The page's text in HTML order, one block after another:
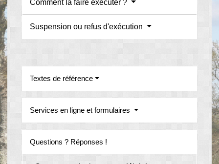
Comment la faire exécuter ?
Suspension ou refus d'exécution
Textes de référence
Services en ligne et formulaires
Questions ? Réponses !